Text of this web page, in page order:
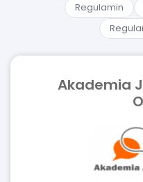
Regulamin
Akademia